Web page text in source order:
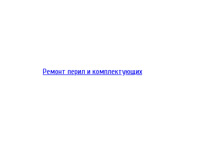
Ремонт перил и комплектующих